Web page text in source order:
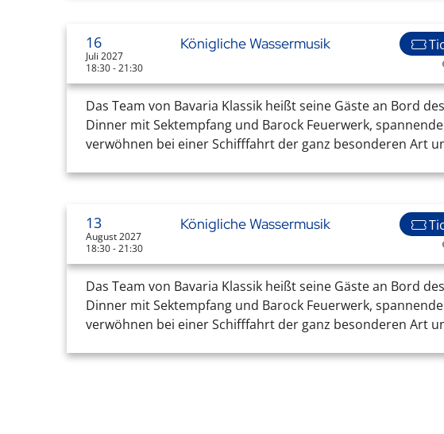
16
Juli 2027
18:30 - 21:30
Königliche Wassermusik
Das Team von Bavaria Klassik heißt seine Gäste an Bord
Dinner mit Sektempfang und Barock Feuerwerk,
verwöhnen bei einer Schifffahrt der ganz besonderen Art
13
August 2027
18:30 - 21:30
Königliche Wassermusik
Das Team von Bavaria Klassik heißt seine Gäste an Bord
Dinner mit Sektempfang und Barock Feuerwerk,
verwöhnen bei einer Schifffahrt der ganz besonderen Art